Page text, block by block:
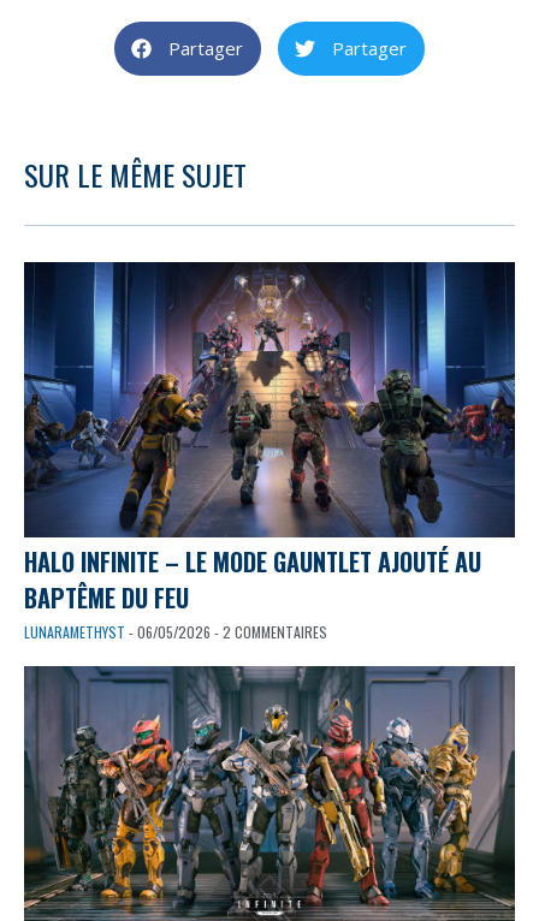
Partager Partager
SUR LE MÊME SUJET
HALO INFINITE – LE MODE GAUNTLET AJOUTÉ AU
BAPTÊME DU FEU
LUNARAMETHYST - 06/05/2026 - 2 COMMENTAIRES